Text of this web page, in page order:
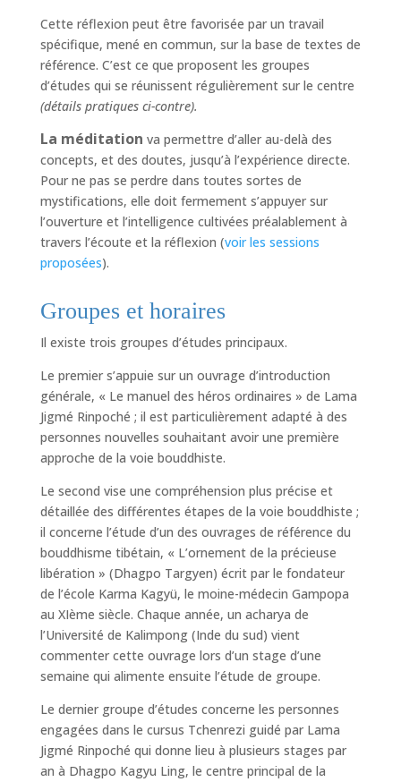
Cette réflexion peut être favorisée par un travail
spécifique, mené en commun, sur la base de textes de
référence. C’est ce que proposent les groupes
d’études qui se réunissent régulièrement sur le centre
(détails pratiques ci-contre).
La méditation va permettre d’aller au-delà des
concepts, et des doutes, jusqu’à l’expérience directe.
Pour ne pas se perdre dans toutes sortes de
mystifications, elle doit fermement s’appuyer sur
l’ouverture et l’intelligence cultivées préalablement à
travers l’écoute et la réflexion (voir les sessions
proposées).
Groupes et horaires
Il existe trois groupes d’études principaux.
Le premier s’appuie sur un ouvrage d’introduction
générale, « Le manuel des héros ordinaires » de Lama
Jigmé Rinpoché ; il est particulièrement adapté à des
personnes nouvelles souhaitant avoir une première
approche de la voie bouddhiste.
Le second vise une compréhension plus précise et
détaillée des différentes étapes de la voie bouddhiste ;
il concerne l’étude d’un des ouvrages de référence du
bouddhisme tibétain, « L’ornement de la précieuse
libération » (Dhagpo Targyen) écrit par le fondateur
de l’école Karma Kagyü, le moine-médecin Gampopa
au XIème siècle. Chaque année, un acharya de
l’Université de Kalimpong (Inde du sud) vient
commenter cette ouvrage lors d’un stage d’une
semaine qui alimente ensuite l’étude de groupe.
Le dernier groupe d’études concerne les personnes
engagées dans le cursus Tchenrezi guidé par Lama
Jigmé Rinpoché qui donne lieu à plusieurs stages par
an à Dhagpo Kagyu Ling, le centre principal de la